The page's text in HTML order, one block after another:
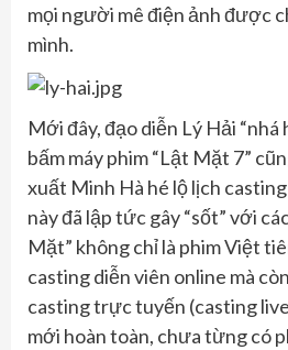
mọi người mê điện ảnh được
mình.
Mới đây, đạo diễn Lý Hải “nhá
bấm máy phim “Lật Mặt 7”
xuất Minh Hà hé lộ lịch
này đã lập tức gây “sốt” với
Mặt” không chỉ là phim Việt
casting diễn viên online mà
casting trực tuyến (casting
mới hoàn toàn, chưa từng có